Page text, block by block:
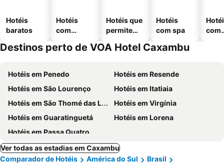
Hotéis
baratos
Hotéis
com
Hotéis que
permitem
Hotéis
com spa
com
Destinos perto de VOA Hotel Caxambu
Hotéis em Penedo
Hotéis em Resende
Hotéis em São Lourenço
Hotéis em Itatiaia
Hotéis em São Thomé das Letras
Hotéis em Virgínia
Hotéis em Guaratinguetá
Hotéis em Lorena
Hotéis em Passa Quatro
Ver todas as estadias em Caxambu
Comparador de Hotéis
América do Sul
Brasil